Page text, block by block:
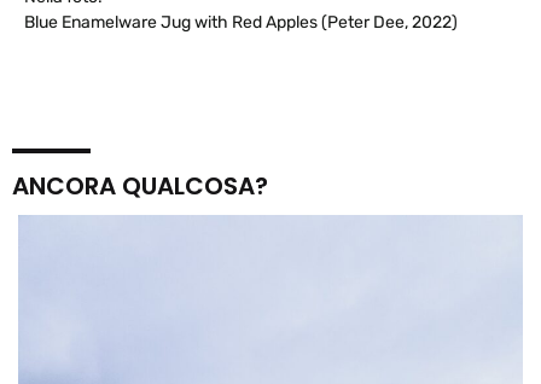
Blue Enamelware Jug with Red Apples(Peter Dee,2022)
ANCORA QUALCOSA?